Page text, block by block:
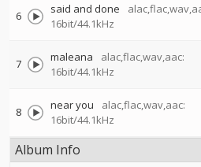
6 said and done
16bit/44.1kHz
7 maleana
alac,flac,wav,aac:
16bit/44.1kHz
8 near you
alac,flac,wav,aac:
16bit/44.1kHz
Album Info